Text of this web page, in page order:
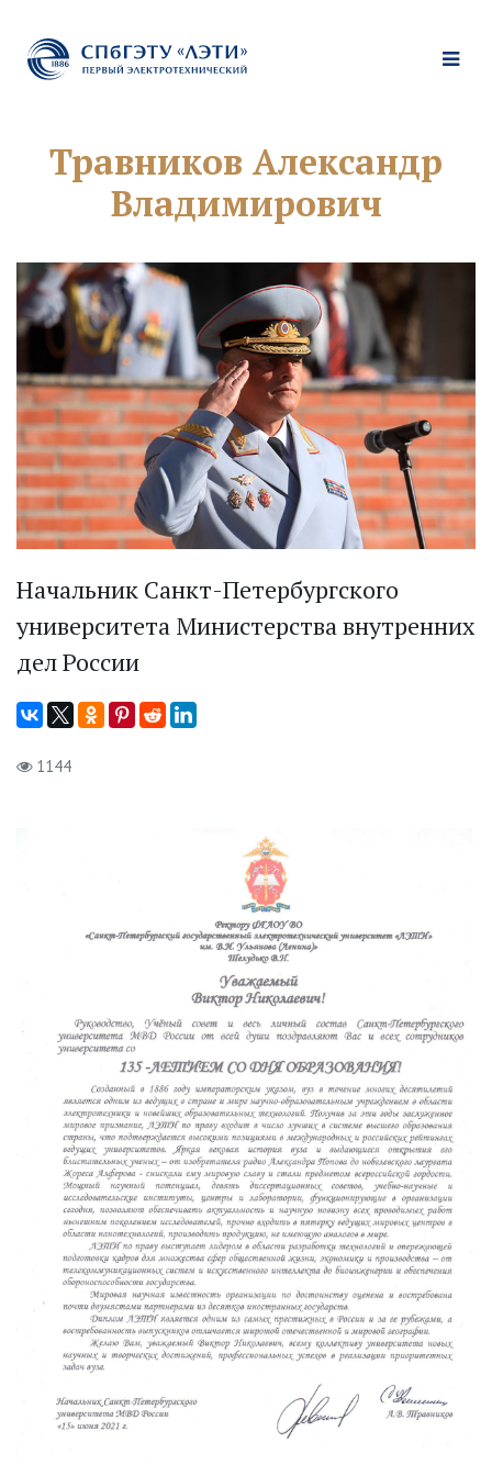
Травников Александр
Владимирович
Начальник Санкт-Петербургского
университета Министерства внутренних
дел России
1144